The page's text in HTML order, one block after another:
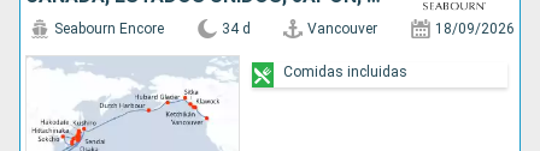
Seabourn Encore 34 d Vancouver 18/09/2026
Comidas incluidas